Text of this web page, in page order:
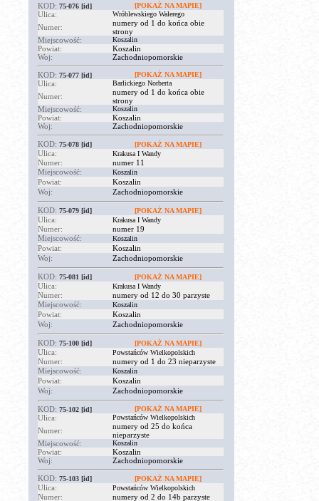
KOD: 75-076 [id] [POKAŻ NA MAPIE]
Ulica: Wróblewskiego Walerego
Numer:
numery od 1 do końca obie
strony
Miejscowość:
Koszalin
Powiat:
Koszalin
Woj:
Zachodniopomorskie
KOD: 75-077 [id] [POKAŻ NA MAPIE]
Ulica: Barlickiego Norberta
Numer:
numery od 1 do końca obie
strony
Miejscowość:
Koszalin
Powiat:
Koszalin
Woj:
Zachodniopomorskie
KOD: 75-078 [id] [POKAŻ NA MAPIE]
Ulica: Krakusa I Wandy
Numer:
numer 11
Miejscowość:
Koszalin
Powiat:
Koszalin
Woj:
Zachodniopomorskie
KOD: 75-079 [id] [POKAŻ NA MAPIE]
Ulica: Krakusa I Wandy
Numer:
numer 19
Miejscowość:
Koszalin
Powiat:
Koszalin
Woj:
Zachodniopomorskie
KOD: 75-081 [id] [POKAŻ NA MAPIE]
Ulica: Krakusa I Wandy
Numer:
numery od 12 do 30 parzyste
Miejscowość:
Koszalin
Powiat:
Koszalin
Woj:
Zachodniopomorskie
KOD: 75-100 [id] [POKAŻ NA MAPIE]
Ulica: Powstańców Wielkopolskich
Numer:
numery od 1 do 23 nieparzyste
Miejscowość:
Koszalin
Powiat:
Koszalin
Woj:
Zachodniopomorskie
KOD: 75-102 [id] [POKAŻ NA MAPIE]
Ulica: Powstańców Wielkopolskich
Numer:
numery od 25 do końca
nieparzyste
Miejscowość:
Koszalin
Powiat:
Koszalin
Woj:
Zachodniopomorskie
KOD: 75-103 [id] [POKAŻ NA MAPIE]
Ulica: Powstańców Wielkopolskich
Numer: numery od 2 do 14b parzyste